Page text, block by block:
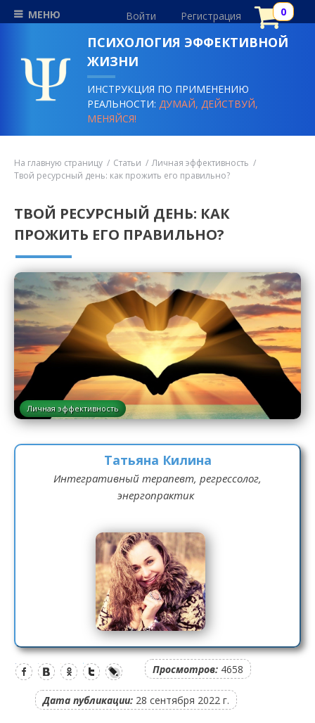
МЕНЮ Войти Регистрация
ПСИХОЛОГИЯ ЭФФЕКТИВНОЙ
ЖИЗНИ
ИНСТРУКЦИЯ ПО ПРИМЕНЕНИЮ
РЕАЛЬНОСТИ:ДУМАЙ, ДЕЙСТВУЙ,
МЕНЯЙСЯ!
На главную страницу Статьи
Личная эффективность
Твой ресурсный день: как прожить его правильно?
ТВОЙ РЕСУРСНЫЙ ДЕНЬ: КАК
ПРОЖИТЬ ЕГО ПРАВИЛЬНО?
Личная эффективность
Татьяна Килина
Интегративный терапевт, регрессолог,
энергопрактик
Просмотров: 4658
Дата публикации: 28 сентября 2022 г.